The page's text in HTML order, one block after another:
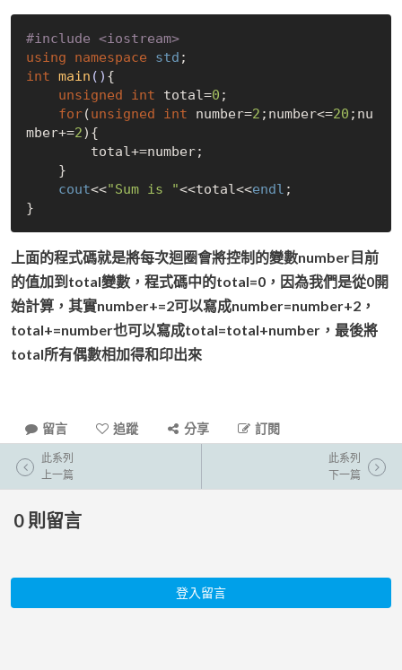
#include <iostream>
using
namespace std
int main () {
unsigned
int total=0 ;
for(unsigned int number=2 ;number<=20 ;nu
mber+=2){
cout<<"Sum is "<<total<<endl ;
上面的程式碼就是將每次迴圈會將控制的變數number目前
的值加到total變數，程式碼中的total=0，因為我們是從0開
始計算，其實number+=2可以寫成number=number+2，
total+=number也可以寫成total=total+number，最後將
total所有偶數相加得和印出來
留言 追蹤 分享 訂閱
此系列
上一篇
此系列
下一篇
0 則留言
登入留言